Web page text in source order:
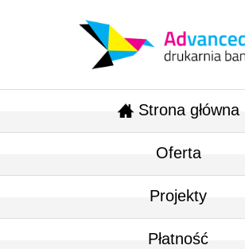
Strona główna
Oferta
Projekty
Płatność